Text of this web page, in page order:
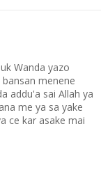
Wanda yazo
menene
addu'a sai Allah ya
me ya sa yake
ce kar asake mai